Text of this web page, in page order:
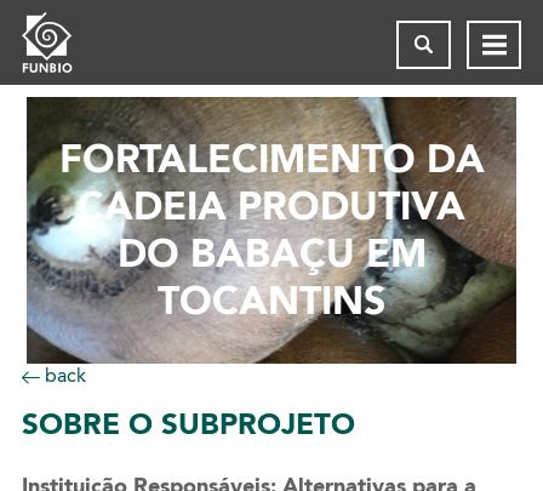
FORTALECIMENTO DA
CADEIA PRODUTIVA
DO BABAÇU EM
TOCANTINS
back
SOBRE O SUBPROJETO